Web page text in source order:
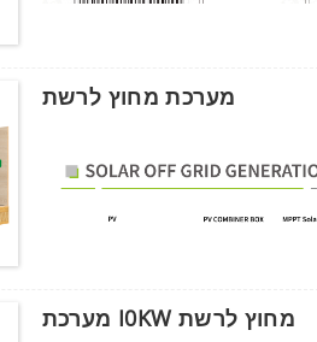
00:00
מערכת מחוץ לרשת
מערכת I0KW מחוץ לרשת